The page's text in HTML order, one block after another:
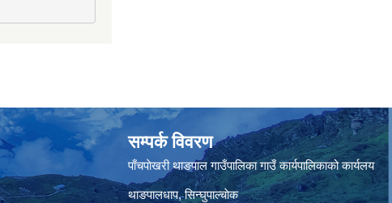
सम्पर्क विवरण
पाँचपाेखरी थाङपाल गाउँपालिका गाउँ कार्यपालिकाको कार्यलय
थाङपालधाप, सिन्घुपाल्चाेक